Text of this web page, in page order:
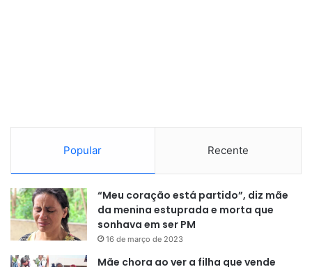
Popular Recente
“Meu coração está partido”, diz mãe
da menina estuprada e morta que
sonhava em ser PM
16 de março de 2023
Mãe chora ao ver a filha que vende